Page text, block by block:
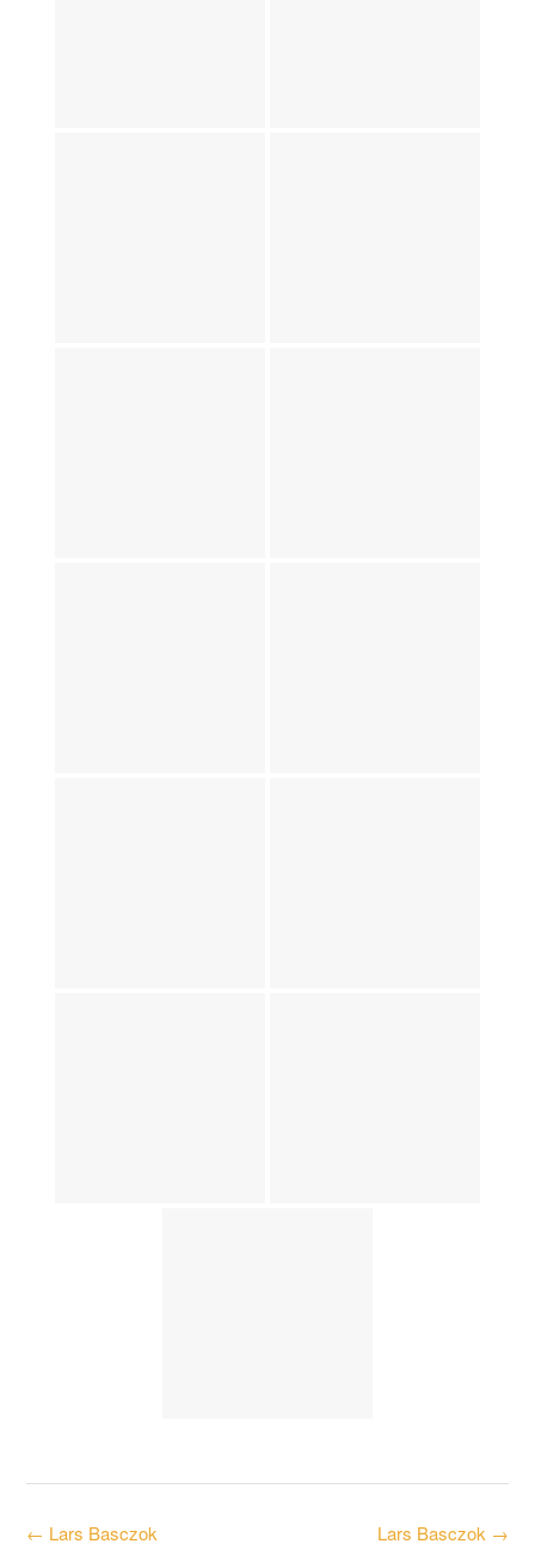
Post Lars Basczok →
← Lars Basczok